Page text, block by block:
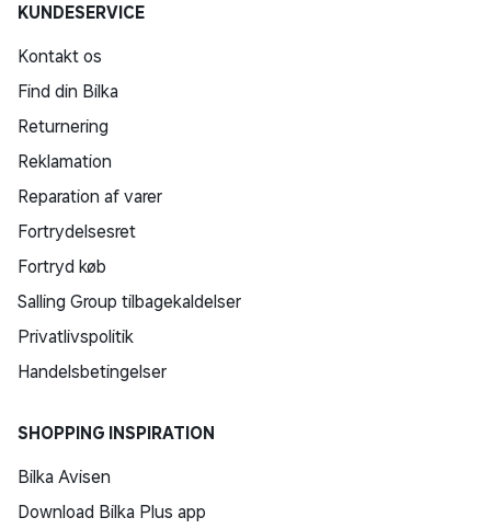
KUNDESERVICE
Kontakt os
Find din Bilka
Returnering
Reklamation
Reparation af varer
Fortrydelsesret
Fortryd køb
Salling Group tilbagekaldelser
Privatlivspolitik
Handelsbetingelser
SHOPPING INSPIRATION
Bilka Avisen
Download Bilka Plus app